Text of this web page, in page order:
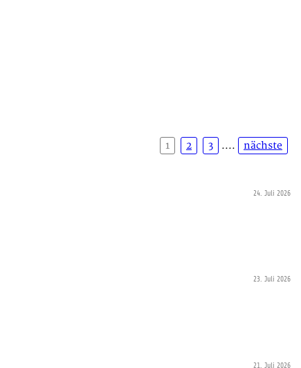
1 2 3 .... nächste
24. Juli 2026
23. Juli 2026
21. Juli 2026